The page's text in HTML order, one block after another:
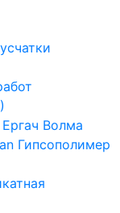
Ергач Волма
Гипсополимер